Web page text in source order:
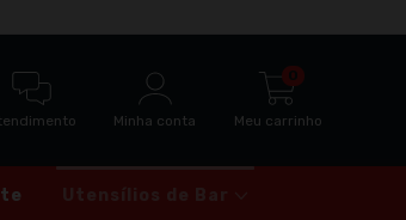
Minha conta Meu carrinho
0